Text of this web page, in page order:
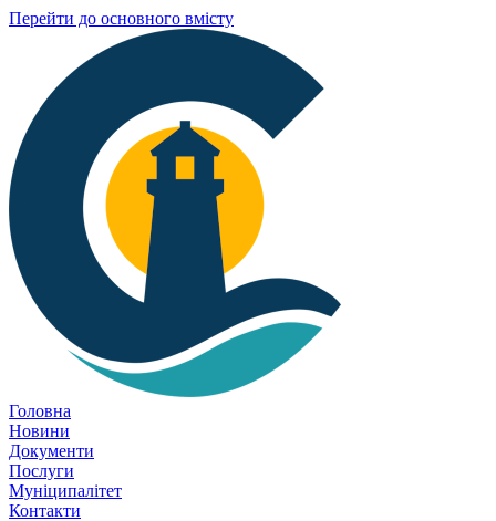
Перейти до основного вмісту
Головна
Новини
Документи
Послуги
Муніципалітет
Контакти